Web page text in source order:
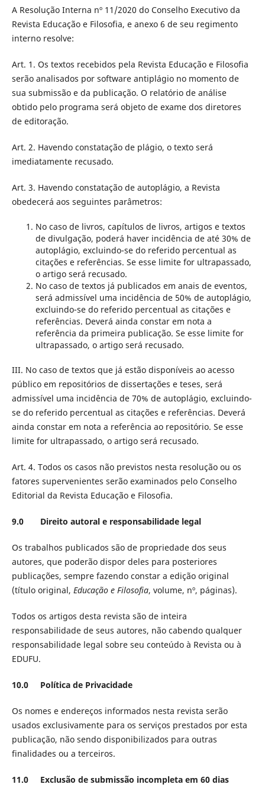
A Resolução Interna nº 11/2020 do Conselho Executivo da
Revista Educação e Filosofia, e anexo 6 de seu regimento
interno resolve:
Art. 1. Os textos recebidos pela Revista Educação e Filosofia
serão analisados por software antiplágio no momento de
sua submissão e da publicação. O relatório de análise
obtido pelo programa será objeto de exame dos diretores
de editoração.
Art. 2. Havendo constatação de plágio, o texto será
imediatamente recusado.
Art. 3. Havendo constatação de autoplágio, a Revista
obedecerá aos seguintes parâmetros:
No caso de livros, capítulos de livros, artigos e textos
de divulgação, poderá haver incidência de até 30% de
autoplágio, excluindo-se do referido percentual as
citações e referências. Se esse limite for ultrapassado,
o artigo será recusado.
No caso de textos já publicados em anais de eventos,
será admissível uma incidência de 50% de autoplágio,
excluindo-se do referido percentual as citações e
referências. Deverá ainda constar em nota a
referência da primeira publicação. Se esse limite for
ultrapassado, o artigo será recusado.
III. No caso de textos que já estão disponíveis ao acesso
público em repositórios de dissertações e teses, será
admissível uma incidência de 70% de autoplágio, excluindo-
se do referido percentual as citações e referências. Deverá
ainda constar em nota a referência ao repositório. Se esse
limite for ultrapassado, o artigo será recusado.
Art. 4. Todos os casos não previstos nesta resolução ou os
fatores supervenientes serão examinados pelo Conselho
Editorial da Revista Educação e Filosofia.
9.0 Direito autoral e responsabilidade legal
Os trabalhos publicados são de propriedade dos seus
autores, que poderão dispor deles para posteriores
publicações, sempre fazendo constar a edição original
(título original, Educação e Filosofia, volume, nº, páginas).
Todos os artigos desta revista são de inteira
responsabilidade de seus autores, não cabendo qualquer
responsabilidade legal sobre seu conteúdo à Revista ou à
EDUFU.
10.0 Política de Privacidade
Os nomes e endereços informados nesta revista serão
usados exclusivamente para os serviços prestados por esta
publicação, não sendo disponibilizados para outras
finalidades ou a terceiros.
11.0 Exclusão de submissão incompleta em 60 dias